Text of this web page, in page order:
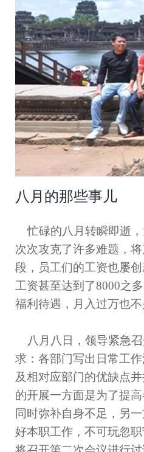
八月的那些事儿
忙碌的八月转瞬即逝
次次攻克了许多难题，
段，员工们的工资也屡
工资甚至达到了8000之
福利待遇，月入过万也不
八月八日，领导紧急
求：各部门写出日常工
及相对应部门的优缺点
的开展一方面是为了提
同时弥补自身不足，另
好本职工作，不可玩忽